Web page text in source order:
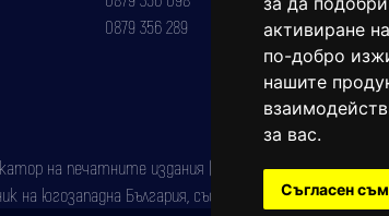
активиране
по-добро
нашите
за вас.
Съгласен съм
0879 356 289
на печатните издания (Българска национална
югозападна България, със свидетелство за марка